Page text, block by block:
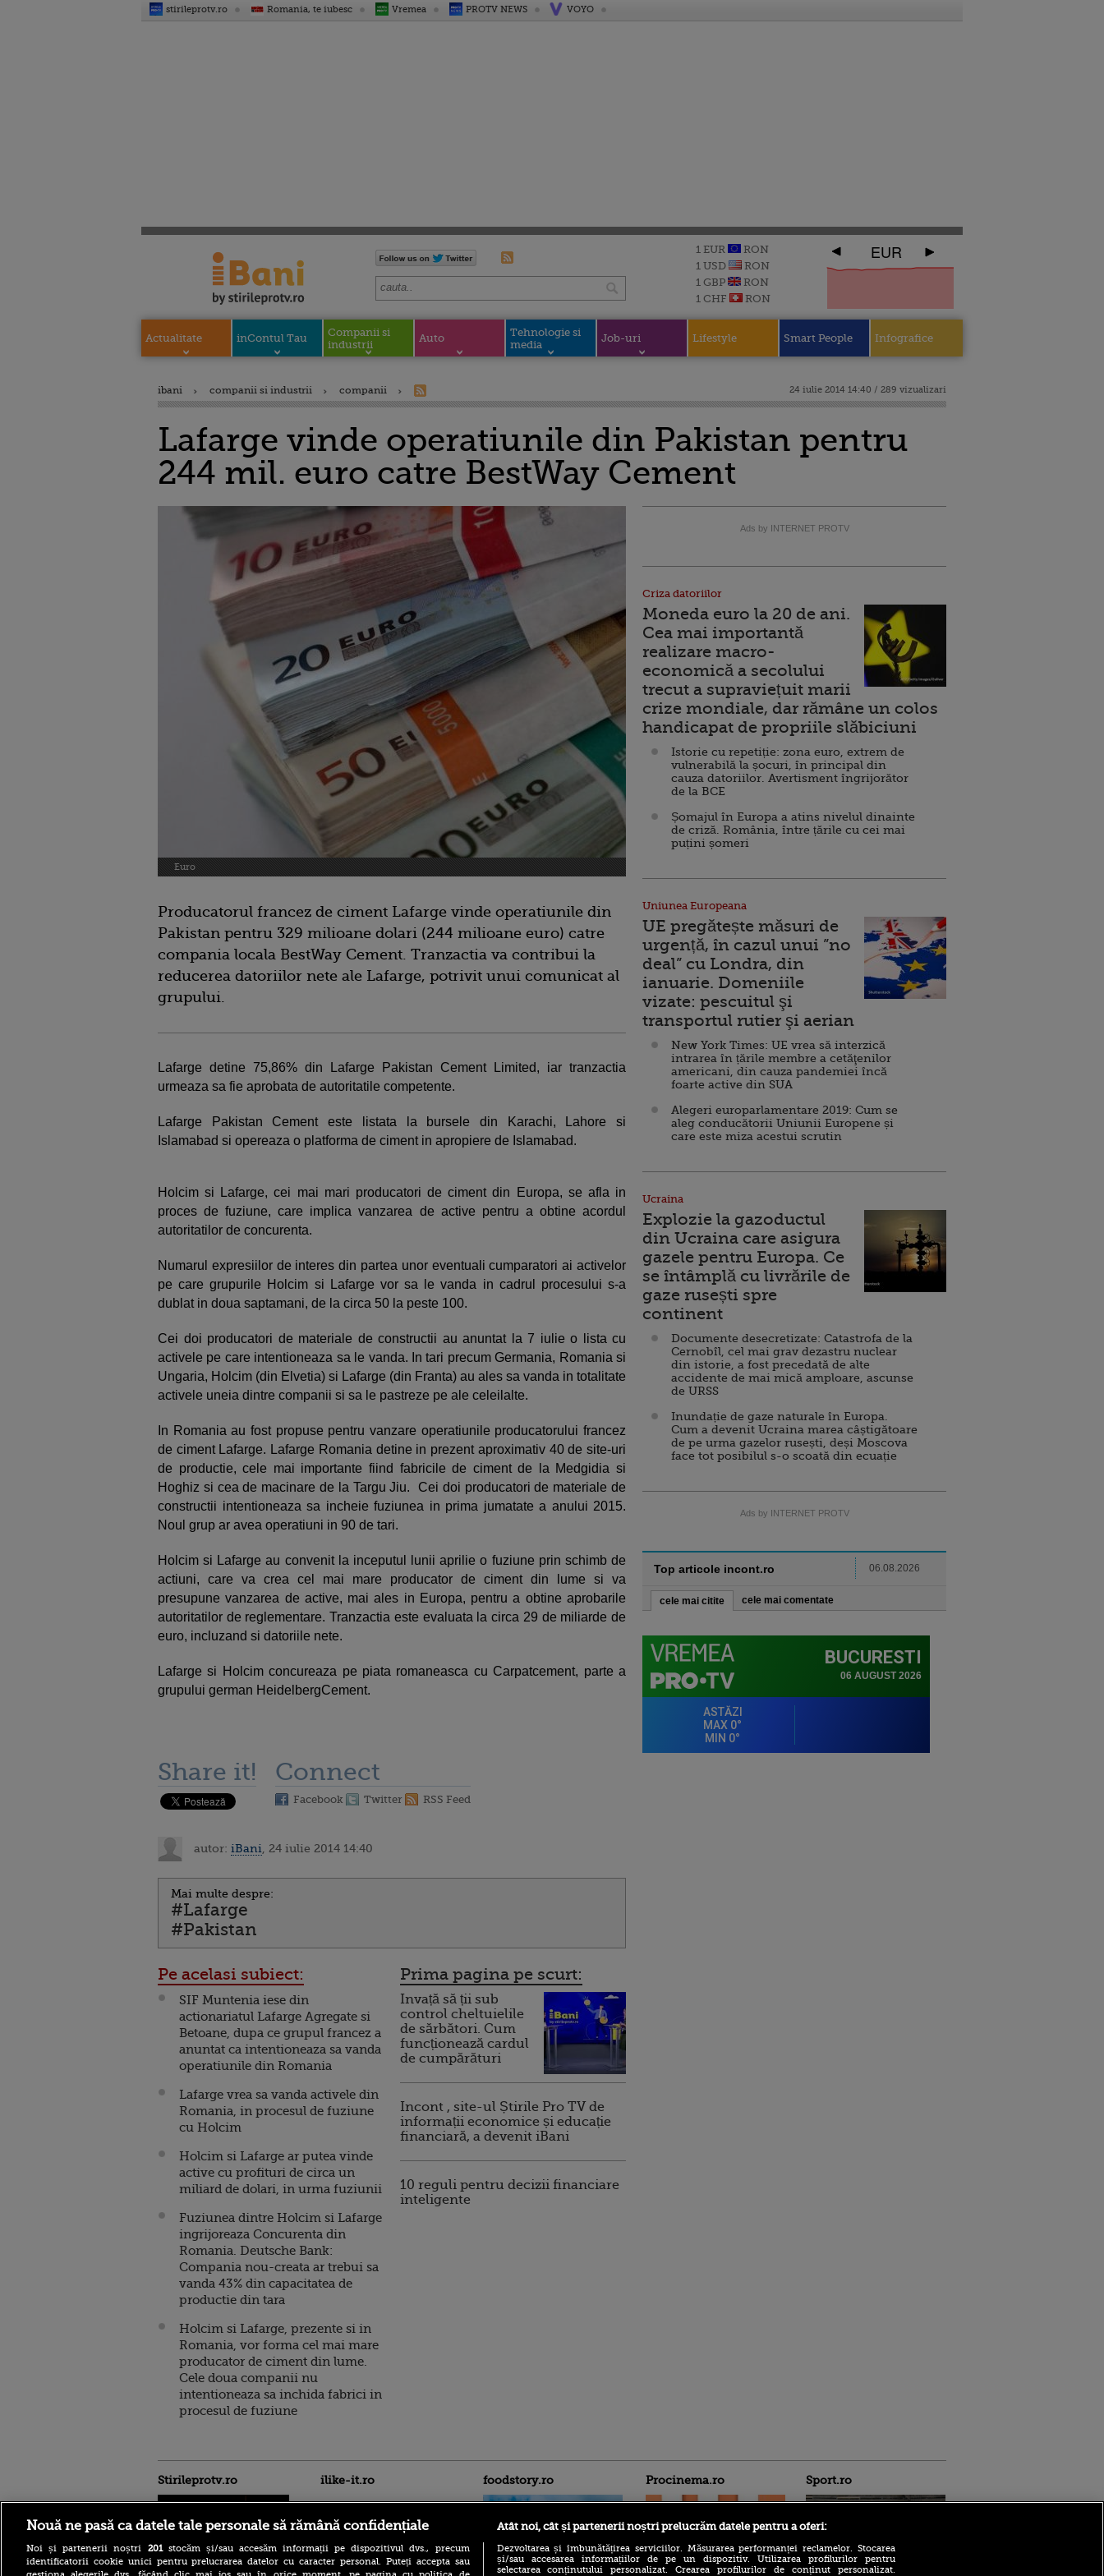
stirileprotv.ro Romania, te iubesc Vremea PROTV NEWS VOYO
1 EUR
RON
1 USD
RON
1 GBP
RON
1 CHF
RON
EUR
Actualitate inContul Tau
Companii si
industrii
Auto
Tehnologie si
media
Job-uri Lifestyle Smart People Infografice
ibani companii si industrii companii 24 iulie 2014 14:40 / 289 vizualizari
Lafarge vinde operatiunile din Pakistan pentru
244 mil. euro catre BestWay Cement
Euro
Producatorul francez de ciment Lafarge vinde operatiunile din
Pakistan pentru 329 milioane dolari (244 milioane euro) catre
compania locala BestWay Cement. Tranzactia va contribui la
reducerea datoriilor nete ale Lafarge, potrivit unui comunicat al
grupului.
Lafarge detine 75,86% din Lafarge Pakistan Cement Limited, iar tranzactia
urmeaza sa fie aprobata de autoritatile competente.
Lafarge Pakistan Cement este listata la bursele din Karachi, Lahore si
Islamabad si opereaza o platforma de ciment in apropiere de Islamabad.
Holcim si Lafarge, cei mai mari producatori de ciment din Europa, se afla in
proces de fuziune, care implica vanzarea de active pentru a obtine acordul
autoritatilor de concurenta.
Numarul expresiilor de interes din partea unor eventuali cumparatori ai activelor
pe care grupurile Holcim si Lafarge vor sa le vanda in cadrul procesului s-a
dublat in doua saptamani, de la circa 50 la peste 100.
Cei doi producatori de materiale de constructii au anuntat la 7 iulie o lista cu
activele pe care intentioneaza sa le vanda. In tari precum Germania, Romania si
Ungaria, Holcim (din Elvetia) si Lafarge (din Franta) au ales sa vanda in totalitate
activele uneia dintre companii si sa le pastreze pe ale celeilalte.
In Romania au fost propuse pentru vanzare operatiunile producatorului francez
de ciment Lafarge. Lafarge Romania detine in prezent aproximativ 40 de site-uri
de productie, cele mai importante fiind fabricile de ciment de la Medgidia si
Hoghiz si cea de macinare de la Targu Jiu. Cei doi producatori de materiale de
constructii intentioneaza sa incheie fuziunea in prima jumatate a anului 2015.
Noul grup ar avea operatiuni in 90 de tari.
Holcim si Lafarge au convenit la inceputul lunii aprilie o fuziune prin schimb de
actiuni, care va crea cel mai mare producator de ciment din lume si va
presupune vanzarea de active, mai ales in Europa, pentru a obtine aprobarile
autoritatilor de reglementare. Tranzactia este evaluata la circa 29 de miliarde de
euro, incluzand si datoriile nete.
Lafarge si Holcim concureaza pe piata romaneasca cu Carpatcement, parte a
grupului german HeidelbergCement.
Share it! Connect
Facebook Twitter RSS Feed
autor: iBani , 24 iulie 2014 14:40
Mai multe despre:
#Lafarge
#Pakistan
Pe acelasi subiect:
SIF Muntenia iese din
actionariatul Lafarge Agregate si
Betoane, dupa ce grupul francez a
anuntat ca intentioneaza sa vanda
operatiunile din Romania
Lafarge vrea sa vanda activele din
Romania, in procesul de fuziune
cu Holcim
Holcim si Lafarge ar putea vinde
active cu profituri de circa un
miliard de dolari, in urma fuziunii
Fuziunea dintre Holcim si Lafarge
ingrijoreaza Concurenta din
Romania. Deutsche Bank:
Compania nou-creata ar trebui sa
vanda 43% din capacitatea de
productie din tara
Holcim si Lafarge, prezente si in
Romania, vor forma cel mai mare
producator de ciment din lume.
Cele doua companii nu
intentioneaza sa inchida fabrici in
procesul de fuziune
Prima pagina pe scurt:
Invață să ții sub
control cheltuielile
de sărbători. Cum
funcționează cardul
de cumpărături
Incont , site-ul Știrile Pro TV de
informații economice și educație
financiară, a devenit iBani
10 reguli pentru decizii financiare
inteligente
Ads by INTERNET PROTV
Criza datoriilor
Moneda euro la 20 de ani.
Cea mai importantă
realizare macro-
economică a secolului
trecut a supraviețuit marii
crize mondiale, dar rămâne un colos
handicapat de propriile slăbiciuni
Istorie cu repetiție: zona euro, extrem de
vulnerabilă la șocuri, în principal din
cauza datoriilor. Avertisment îngrijorător
de la BCE
Șomajul în Europa a atins nivelul dinainte
de criză. România, între țările cu cei mai
puțini șomeri
Uniunea Europeana
UE pregătește măsuri de
urgență, în cazul unui ”no
deal” cu Londra, din
ianuarie. Domeniile
vizate: pescuitul şi
transportul rutier şi aerian
New York Times: UE vrea să interzică
intrarea în țările membre a cetăţenilor
americani, din cauza pandemiei încă
foarte active din SUA
Alegeri europarlamentare 2019: Cum se
aleg conducătorii Uniunii Europene și
care este miza acestui scrutin
Ucraina
Explozie la gazoductul
din Ucraina care asigura
gazele pentru Europa. Ce
se întâmplă cu livrările de
gaze rusești spre
continent
Documente desecretizate: Catastrofa de la
Cernobîl, cel mai grav dezastru nuclear
din istorie, a fost precedată de alte
accidente de mai mică amploare, ascunse
de URSS
Inundație de gaze naturale în Europa.
Cum a devenit Ucraina marea câștigătoare
de pe urma gazelor rusești, deși Moscova
face tot posibilul s-o scoată din ecuație
Ads by INTERNET PROTV
Top articole incont.ro 06.08.2026
cele mai citite cele mai comentate
Stirileprotv.ro ilike-it.ro foodstory.ro Procinema.ro Sport.ro
Nouă ne pasă ca datele tale personale să rămână confidențiale
Noi și partenerii noștri 201stocăm și/sau accesăm informații pe dispozitivul dvs., precum
identificatorii cookie unici pentru prelucrarea datelor cu caracter personal. Puteți accepta sau
Atât noi, cât și partenerii noștri prelucrăm datele pentru a oferi:
Dezvoltarea și îmbunătățirea serviciilor. Măsurarea performanței reclamelor. Stocarea
și/sau accesarea informațiilor de pe un dispozitiv. Utilizarea profilurilor pentru
selectarea conținutului personalizat. Crearea profilurilor de conținut personalizat.